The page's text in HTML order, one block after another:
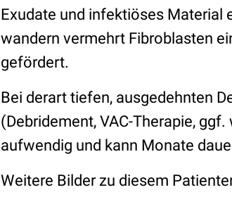
Exudate und infektiöses Material
wandern vermehrt Fibroblasten
gefördert.
Bei derart tiefen, ausgedehnten
(Debridement, VAC-Therapie,
aufwendig und kann Monate
Weitere Bilder zu diesem